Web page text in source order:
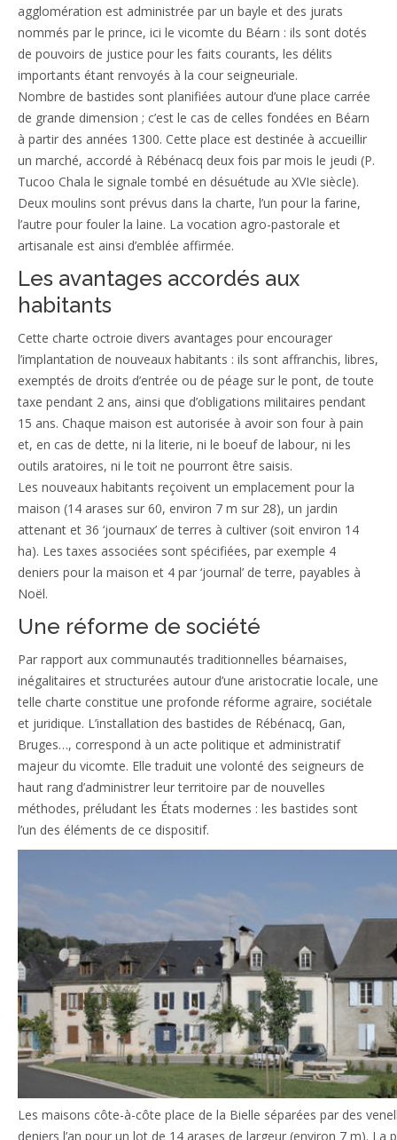
agglomération est administrée par un bayle et des jurats
nommés par le prince, ici le vicomte du Béarn : ils sont dotés
de pouvoirs de justice pour les faits courants, les délits
importants étant renvoyés à la cour seigneuriale.
Nombre de bastides sont planifiées autour d’une place carrée
de grande dimension ; c’est le cas de celles fondées en Béarn
à partir des années 1300. Cette place est destinée à accueillir
un marché, accordé à Rébénacq deux fois par mois le jeudi (P.
Tucoo Chala le signale tombé en désuétude au XVIe siècle).
Deux moulins sont prévus dans la charte, l’un pour la farine,
l’autre pour fouler la laine. La vocation agro-pastorale et
artisanale est ainsi d’emblée affirmée.
Les avantages accordés aux
habitants
Cette charte octroie divers avantages pour encourager
l’implantation de nouveaux habitants : ils sont affranchis, libres,
exemptés de droits d’entrée ou de péage sur le pont, de toute
taxe pendant 2 ans, ainsi que d’obligations militaires pendant
15 ans. Chaque maison est autorisée à avoir son four à pain
et, en cas de dette, ni la literie, ni le boeuf de labour, ni les
outils aratoires, ni le toit ne pourront être saisis.
Les nouveaux habitants reçoivent un emplacement pour la
maison (14 arases sur 60, environ 7 m sur 28), un jardin
attenant et 36 ‘journaux’ de terres à cultiver (soit environ 14
ha). Les taxes associées sont spécifiées, par exemple 4
deniers pour la maison et 4 par ‘journal’ de terre, payables à
Noël.
Une réforme de société
Par rapport aux communautés traditionnelles béarnaises,
inégalitaires et structurées autour d’une aristocratie locale, une
telle charte constitue une profonde réforme agraire, sociétale
et juridique. L’installation des bastides de Rébénacq, Gan,
Bruges…, correspond à un acte politique et administratif
majeur du vicomte. Elle traduit une volonté des seigneurs de
haut rang d’administrer leur territoire par de nouvelles
méthodes, préludant les États modernes : les bastides sont
l’un des éléments de ce dispositif.
Les maisons côte-à-côte place de la Bielle séparées par des
deniers l’an pour un lot de 14 arases de largeur (environ 7 m).